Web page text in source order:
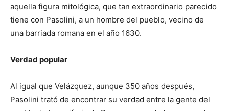
aquella figura mitológica, que tan extraordinario parecido
tiene con Pasolini, a un hombre del pueblo, vecino de
una barriada romana en el año 1630.
Verdad popular
Al igual que Velázquez, aunque 350 años después,
Pasolini trató de encontrar su verdad entre la gente del